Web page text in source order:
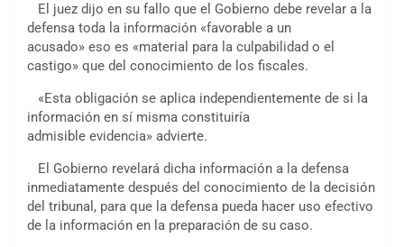
El juez dijo en su fallo que el Gobierno debe revelar a la
defensa toda la información «favorable a un
acusado» eso es «material para la culpabilidad o el
castigo» que del conocimiento de los fiscales.
«Esta obligación se aplica independientemente de si la
información en sí misma constituiría
admisible evidencia» advierte.
El Gobierno revelará dicha información a la defensa
inmediatamente después del conocimiento de la decisión
del tribunal, para que la defensa pueda hacer uso efectivo
de la información en la preparación de su caso.